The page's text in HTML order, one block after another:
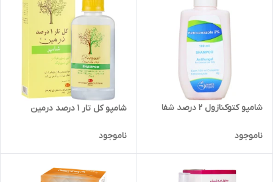
شامپو کتوکنازول 2 درصد شفا
ناموجود
شامپو کل تار 1 درصد درمین
ناموجود